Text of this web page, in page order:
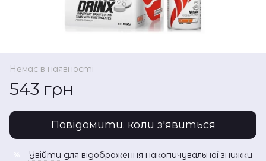
Немає в наявності
543 грн
Повідомити, коли з'явиться
Увійти для відображення накопичувальної знижки